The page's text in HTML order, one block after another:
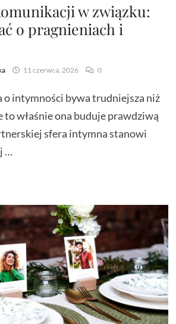
w związku:
o pragnieniach i
11 czerwca, 2026 0
intymności bywa trudniejsza niż
to właśnie ona buduje prawdziwą
sfera intymna stanowi
…